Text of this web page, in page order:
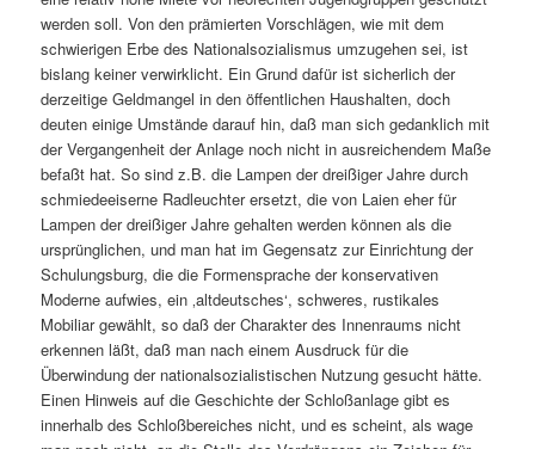
werden soll. Von den prämierten Vorschlägen, wie mit dem
schwierigen Erbe des Nationalsozialismus umzugehen sei, ist
bislang keiner verwirklicht. Ein Grund dafür ist sicherlich der
derzeitige Geldmangel in den öffentlichen Haushalten, doch
deuten einige Umstände darauf hin, daß man sich gedanklich mit
der Vergangenheit der Anlage noch nicht in ausreichendem Maße
befaßt hat. So sind z.B. die Lampen der dreißiger Jahre durch
schmiedeeiserne Radleuchter ersetzt, die von Laien eher für
Lampen der dreißiger Jahre gehalten werden können als die
ursprünglichen, und man hat im Gegensatz zur Einrichtung der
Schulungsburg, die die Formensprache der konservativen
Moderne aufwies, ein ‚altdeutsches‘, schweres, rustikales
Mobiliar gewählt, so daß der Charakter des Innenraums nicht
erkennen läßt, daß man nach einem Ausdruck für die
Überwindung der nationalsozialistischen Nutzung gesucht hätte.
Einen Hinweis auf die Geschichte der Schloßanlage gibt es
innerhalb des Schloßbereiches nicht, und es scheint, als wage